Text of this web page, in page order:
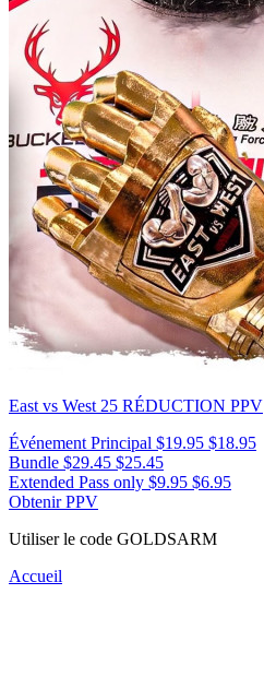
East vs West 25 RÉDUCTION PPV
Événement Principal $19.95 $18.95
Bundle $29.45 $25.45
Extended Pass only $9.95 $6.95
Obtenir PPV
Utiliser le code GOLDSARM
Accueil